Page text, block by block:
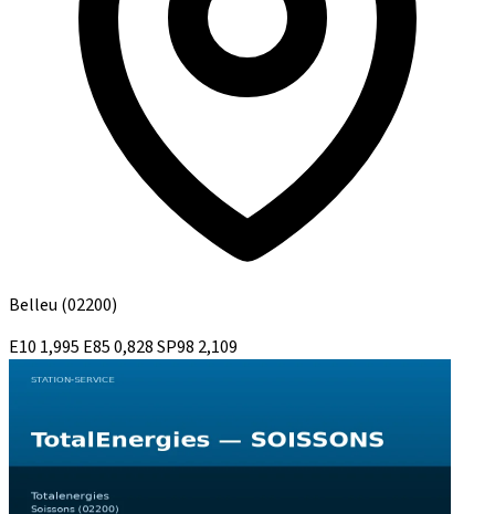
Belleu (02200)
E10 1,995 E850,828SP98 2,109